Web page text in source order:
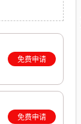
免费申请
免费申请